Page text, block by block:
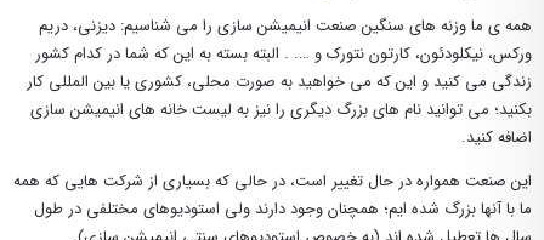
همه ی ما وزنه های سنگین صنعت انیمیشن سازی را می شناسیم: دیزنی، دریم
ورکس، نیکلودئون، کارتون نتورک و …. . البته بسته به این که شما در کدام کشور
زندگی می کنید و این که می خواهید به صورت محلی، کشوری یا بین المللی کار
بکنید؛ می توانید نام های بزرگ دیگری را نیز به لیست خانه های انیمیشن سازی
اضافه کنید.
این صنعت همواره در حال تغییر است، در حالی که بسیاری از شرکت هایی که همه
ما با آنها بزرگ شده ایم؛ همچنان وجود دارند ولی استودیوهای مختلفی در طول